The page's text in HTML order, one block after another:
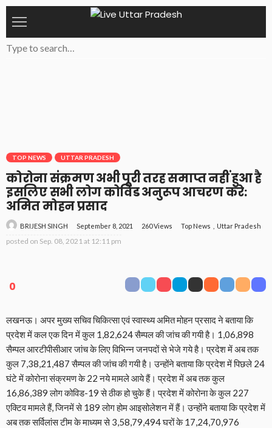
TOP NEWS UTTAR PRADESH
कोरोना संक्रमण अभी पूरी तरह समाप्त नहीं हुआ है
इसलिए सभी लोग कोविड अनुरूप आचरण करे:
अमित मोहन प्रसाद
BRIJESH SINGH September 8, 2021 260 Views Top News Uttar Pradesh
posted on Sep. 08, 2021 at 12:11 pm
0
लखनऊ। अपर मुख्य सचिव चिकित्सा एवं स्वास्थ्य अमित मोहन प्रसाद ने बताया कि
प्रदेश में कल एक दिन में कुल 1,82,624 सैम्पल की जांच की गयी है। 1,06,898
सैम्पल आरटीपीसीआर जांच के लिए विभिन्न जनपदों से भेजे गये है। प्रदेश में अब तक
कुल 7,38,21,487 सैम्पल की जांच की गयी है। उन्होंने बताया कि प्रदेश में पिछले 24
घंटे में कोरोना संक्रमण के 22 नये मामले आये हैं। प्रदेश में अब तक कुल
16,86,389 लोग कोविड-19 से ठीक हो चुके हैं। प्रदेश में कोरोना के कुल 227
एक्टिव मामले हैं, जिनमें से 189 लोग होम आइसोलेशन में हैं। उन्होंने बताया कि प्रदेश में
अब तक सर्विलांस टीम के माध्यम से 3,58,79,494 घरों के 17,24,70,976